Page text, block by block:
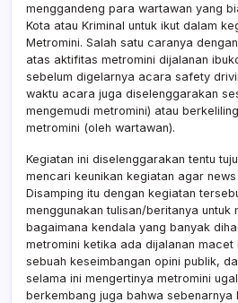
menggandeng para wartawan yang
Kota atau Kriminal untuk ikut dalam
Metromini. Salah satu caranya
atas aktifitas metromini dijalanan
sebelum digelarnya acara safety
waktu acara juga diselenggarakan
mengemudi metromini) atau
metromini (oleh wartawan).
Kegiatan ini diselenggarakan tentu
mencari keunikan kegiatan agar
Disamping itu dengan kegiatan
menggunakan tulisan/beritanya untuk
bagaimana kendala yang banyak
metromini ketika ada dijalanan macet
sebuah keseimbangan opini publik,
selama ini mengertinya metromini
berkembang juga bahwa sebenarnya